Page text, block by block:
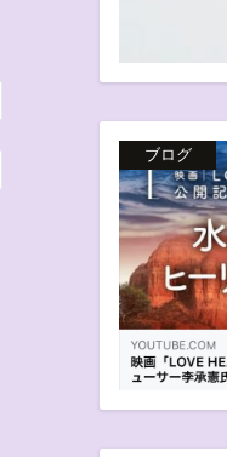
ブログ